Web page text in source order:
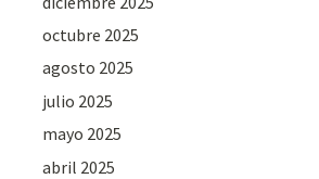
octubre 2025
agosto 2025
julio 2025
mayo 2025
abril 2025